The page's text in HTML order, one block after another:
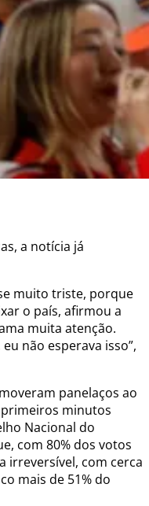
a notícia já
muito triste, porque
o país, afirmou a
muita atenção.
não esperava isso”,
panelaços ao
minutos
Nacional do
com 80% dos votos
irreversível, com cerca
mais de 51% do